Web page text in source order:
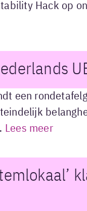
Hack op
een
Lees meer